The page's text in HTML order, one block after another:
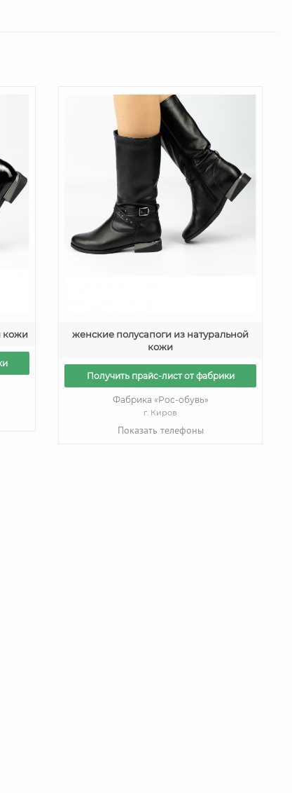
кожи
женские полусапоги из натуральной
кожи
Получить прайс-лист от фабрики
Фабрика «Рос-обувь»
г. Киров
Показать телефоны